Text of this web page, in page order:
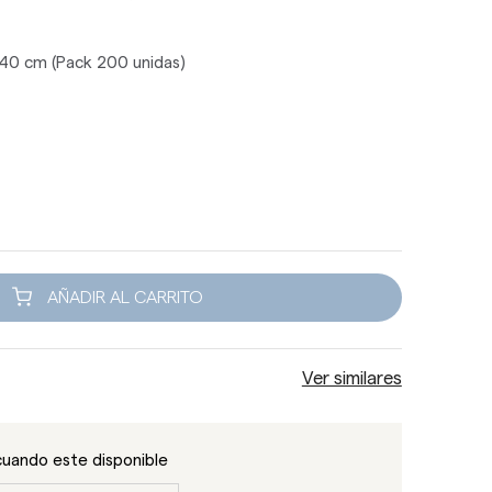
cm (Pack 200 unidas)
AÑADIR AL CARRITO
Ver similares
este disponible